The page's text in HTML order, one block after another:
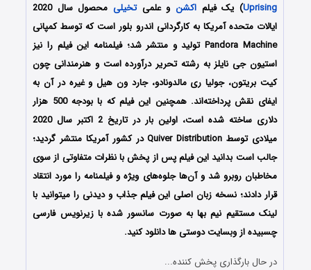
Uprising) یک فیلماکشن و علمیتخیلی
محصول سال 2020
ایالات متحده آمریکا به کارگردانی اندرو بلور است که توسط کمپانی
Pandora Machine تولید و منتشر شد؛ فیلمنامه این فیلم را نیز
استیون جی نایلز به رشته تحریر درآورده است و هنرمندانی چون
کیت بریتون، جولیا ری مالدونادو، جارد ون هیل و غیره در آن به
ایفای نقش پرداخته‌اند. همچنین این فیلم که با بودجه 500 هزار
دلاری ساخته شده است، اولین بار در تاریخ 2 اکتبر سال 2020
میلادی توسط Quiver Distribution در کشور آمریکا منتشر گردید؛
جالب است بدانید این فیلم پس از پخش با نظرات متفاوتی از سوی
مخاطبان روبرو شد و آن‌ها جلوه‌های ویژه و فیلمنامه را مورد انتقاد
قرار دادند؛ نسخه زبان اصلی این فیلم جذاب و دیدنی را میتوانید با
لینک مستقیم نیم بها به صورت سانسور شده با زیرنویس فارسی
چسبیده از وبسایت دوستی ها دانلود کنید.
در حال بارگذاری پخش کننده...